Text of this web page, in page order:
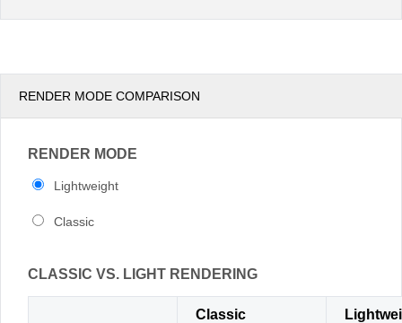
RENDER MODE COMPARISON
RENDER MODE
Lightweight
Classic
CLASSIC VS. LIGHT RENDERING
Classic